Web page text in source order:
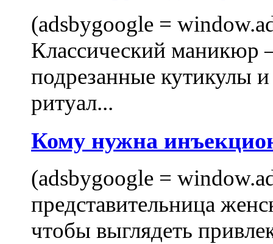
(adsbygoogle =
Классический маникюр
подрезанные кутикулы
ритуал...
Кому нужна
(adsbygoogle =
представительница
чтобы выглядеть